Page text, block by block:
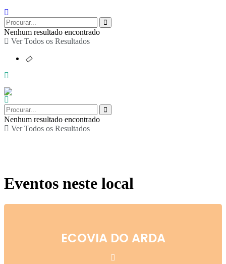
Nenhum resultado encontrado
Ver Todos os Resultados
Nenhum resultado encontrado
Ver Todos os Resultados
Eventos neste local
ECOVIA DO ARDA